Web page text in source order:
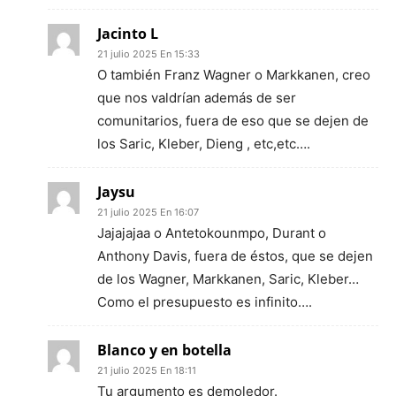
Jacinto L
21 julio 2025 En 15:33
O también Franz Wagner o Markkanen, creo
que nos valdrían además de ser
comunitarios, fuera de eso que se dejen de
los Saric, Kleber, Dieng , etc,etc….
Jaysu
21 julio 2025 En 16:07
Jajajajaa o Antetokounmpo, Durant o
Anthony Davis, fuera de éstos, que se dejen
de los Wagner, Markkanen, Saric, Kleber…
Como el presupuesto es infinito….
Blanco y en botella
21 julio 2025 En 18:11
Tu argumento es demoledor.